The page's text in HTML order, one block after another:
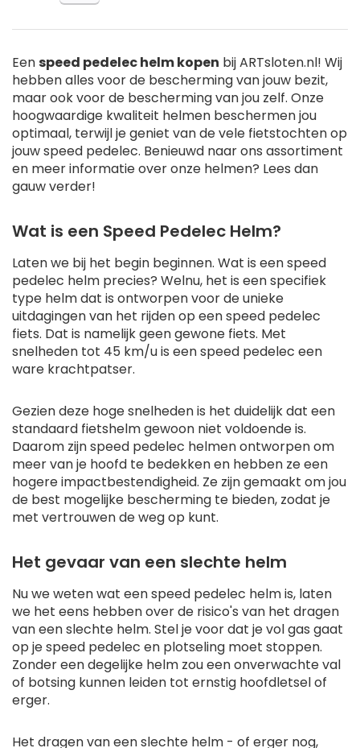
Eenspeed pedelec helm kopen bij ARTsloten.nl! Wij
hebben alles voor de bescherming van jouw bezit,
maar ook voor de bescherming van jou zelf. Onze
hoogwaardige kwaliteit helmen beschermen jou
optimaal, terwijl je geniet van de vele fietstochten op
jouw speed pedelec. Benieuwd naar ons assortiment
en meer informatie over onze helmen? Lees dan
gauw verder!
Wat is een Speed Pedelec Helm?
Laten we bij het begin beginnen. Wat is een speed
pedelec helm precies? Welnu, het is een specifiek
type helm dat is ontworpen voor de unieke
uitdagingen van het rijden op een speed pedelec
fiets. Dat is namelijk geen gewone fiets. Met
snelheden tot 45 km/u is een speed pedelec een
ware krachtpatser.
Gezien deze hoge snelheden is het duidelijk dat een
standaard fietshelm gewoon niet voldoende is.
Daarom zijn speed pedelec helmen ontworpen om
meer van je hoofd te bedekken en hebben ze een
hogere impactbestendigheid. Ze zijn gemaakt om jou
de best mogelijke bescherming te bieden, zodat je
met vertrouwen de weg op kunt.
Het gevaar van een slechte helm
Nu we weten wat een speed pedelec helm is, laten
we het eens hebben over de risico's van het dragen
van een slechte helm. Stel je voor dat je vol gas gaat
op je speed pedelec en plotseling moet stoppen.
Zonder een degelijke helm zou een onverwachte val
of botsing kunnen leiden tot ernstig hoofdletsel of
erger.
Het dragen van een slechte helm - of erger nog,